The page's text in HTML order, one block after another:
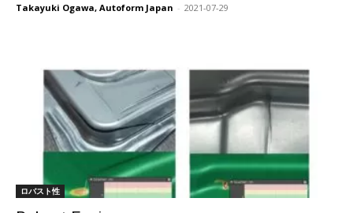
Takayuki Ogawa, Autoform Japan - 2021-07-29
ロバスト性